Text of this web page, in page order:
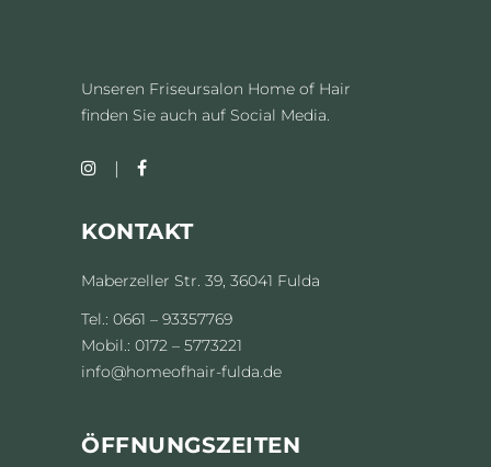
Unseren Friseursalon Home of Hair
finden Sie auch auf Social Media.
KONTAKT
Maberzeller Str. 39, 36041 Fulda
Tel.: 0661 – 93357769
Mobil.: 0172 – 5773221
info@homeofhair-fulda.de
ÖFFNUNGSZEITEN